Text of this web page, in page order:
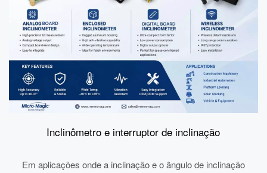
Inclinômetro e interruptor de inclinação
Em aplicações onde a inclinação e o ângulo de inclinação